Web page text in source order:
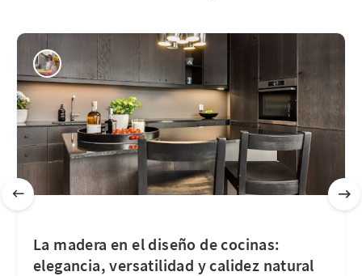
La madera en el diseño de cocinas:
elegancia, versatilidad y calidez natural